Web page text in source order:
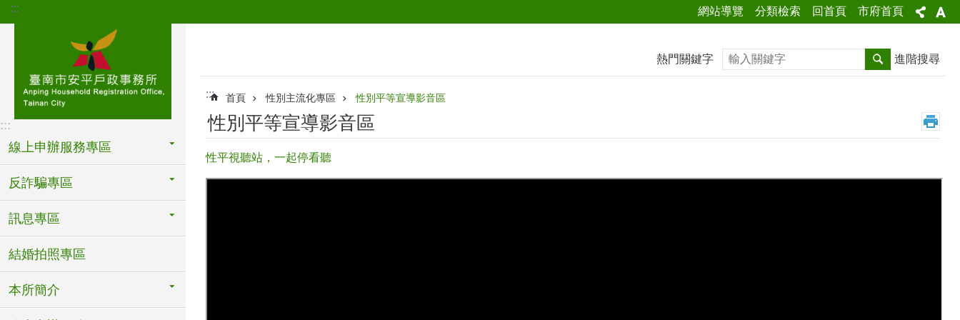
跳到主要內容區塊
::: 網站導覽 分類檢索 回首頁 市府首頁
:::
線上申辦服務專區
反詐騙專區
訊息專區
結婚拍照專區
本所簡介
熱門關鍵字 搜尋 進階搜尋
::: 首頁 性別主流化專區 性別平等宣導影音區
性別平等宣導影音區
性平視聽站，一起停看聽